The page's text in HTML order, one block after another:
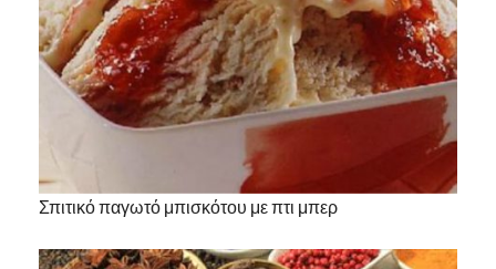
Σπιτικό παγωτό μπισκότου με πτι μπερ